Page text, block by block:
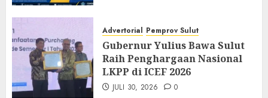
Advertorial Pemprov Sulut
Gubernur Yulius Bawa Sulut
Raih Penghargaan Nasional
LKPP di ICEF 2026
JULI 30, 2026 0